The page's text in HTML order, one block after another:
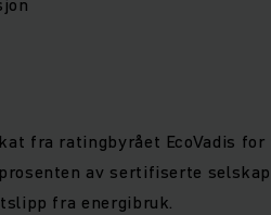
fra ratingbyrået EcoVadis for
av sertifiserte
fra energibruk.